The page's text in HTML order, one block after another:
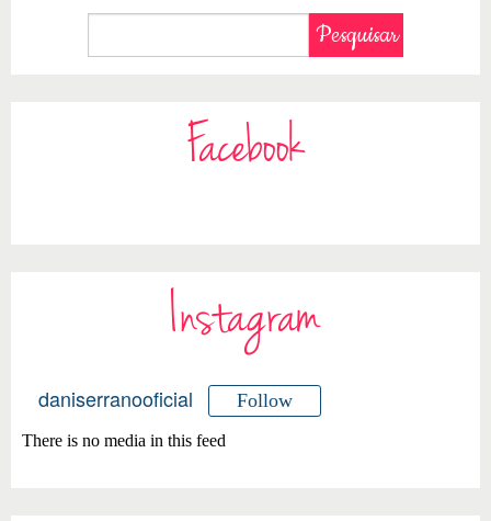
Facebook
Instagram
daniserranooficial Follow
There is no media in this feed